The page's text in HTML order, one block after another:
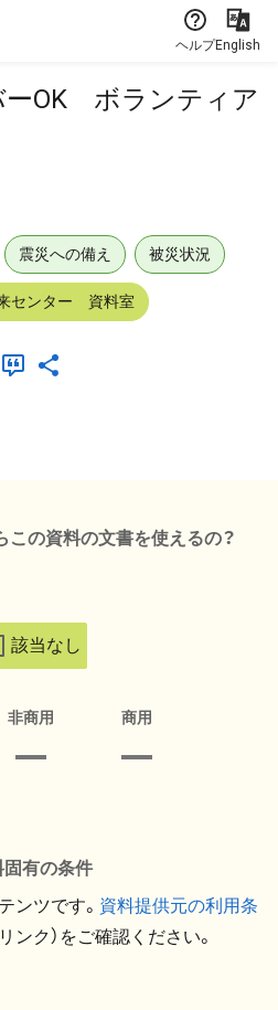
ヘルプEnglish
ーOK ボランティア
震災への備え 被災状況
センター 資料室
この資料の文書を使えるの？
該当なし
非商用 商用
固有の条件
ンツです。 資料提供元の利用条
ンク）をご確認ください。